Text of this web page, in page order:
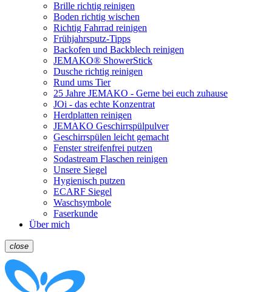
Brille richtig reinigen
Boden richtig wischen
Richtig Fahrrad reinigen
Frühjahrsputz-Tipps
Backofen und Backblech reinigen
JEMAKO® ShowerStick
Dusche richtig reinigen
Rund ums Tier
25 Jahre JEMAKO - Gerne bei euch zuhause
JOi - das echte Konzentrat
Herdplatten reinigen
JEMAKO Geschirrspülpulver
Geschirrspülen leicht gemacht
Fenster streifenfrei putzen
Sodastream Flaschen reinigen
Unsere Siegel
Hygienisch putzen
ECARF Siegel
Waschsymbole
Faserkunde
Über mich
close